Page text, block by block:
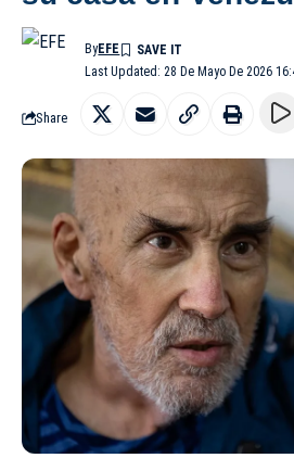
Last Updated: 28 De Mayo De 2026
ByEFE
Share